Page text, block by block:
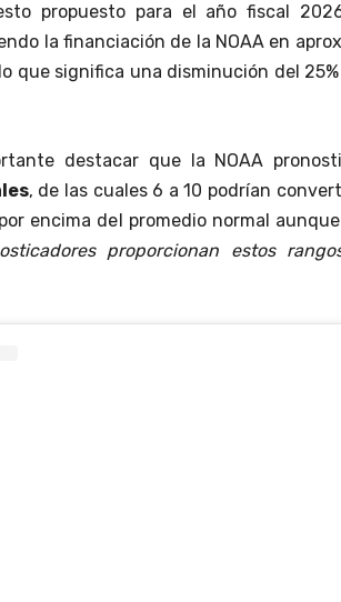
propuesto para el año fiscal
la financiación de la NOAA en
que significa una disminución del
destacar que la NOAA
, de las cuales 6 a 10 podrían
encima del promedio normal
proporcionan estos